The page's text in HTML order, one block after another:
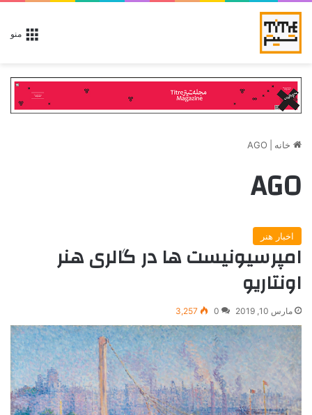
منو
خانه AGO
AGO
اخبار هنر
امپرسیونیست ها در گالری هنر
اونتاریو
مارس 10, 2019 0
3,257